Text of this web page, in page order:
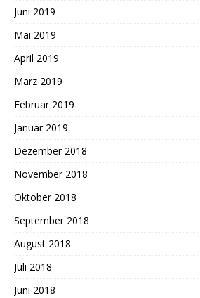
Juni 2019
Mai 2019
April 2019
März 2019
Februar 2019
Januar 2019
Dezember 2018
November 2018
Oktober 2018
September 2018
August 2018
Juli 2018
Juni 2018